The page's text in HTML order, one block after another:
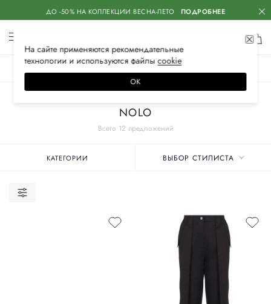
ДО -50% НА КОЛЛЕКЦИИ ВЕСНА-ЛЕТО ПОДРОБНЕЕ
Всего 12 предложений
NOLO
КАТЕГОРИИ ВЫБОР СТИЛИСТА
На сайте применяются рекомендательные
технологии и используются файлысооkiе
ОК